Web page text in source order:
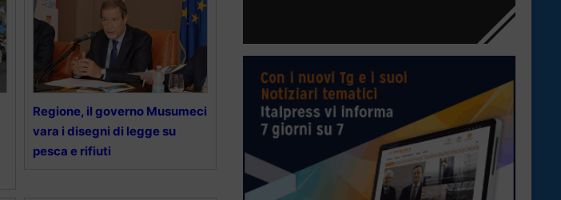
Regione, il governo Musumeci
vara i disegni di legge su
pesca e rifiuti